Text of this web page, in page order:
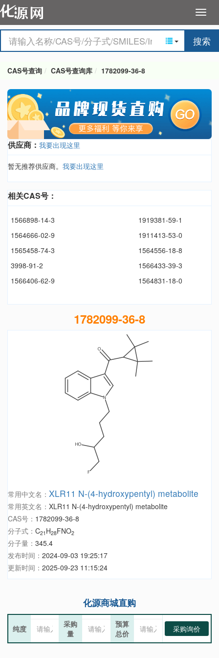
搜索
CAS号查询 CAS号查询库 1782099-36-8
供应商： 我要出现这里
暂无推荐供应商。 我要出现这里
相关CAS号：
1566898-14-3
1919381-59-1
1564666-02-9
1911413-53-0
1565458-74-3
1564556-18-8
3998-91-2
1566433-39-3
1566406-62-9
1564831-18-0
1782099-36-8
常用中文名： XLR11 N-(4-hydroxypentyl) metabolite
常用英文名： XLR11 N-(4-hydroxypentyl) metabolite
CAS号： 1782099-36-8
分子式： C21 H28FNO2
分子量： 345.4
发布时间： 2024-09-03 19:25:17
更新时间： 2025-09-23 11:15:24
化源商城直购
纯度
采购
量
预算
总价
采购询价